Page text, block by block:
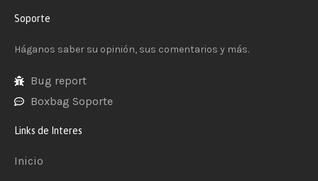
Soporte
Háganos saber su opinión, sus comentarios y más.
Bug report
Boxbag Soporte
Links de Interes
Inicio